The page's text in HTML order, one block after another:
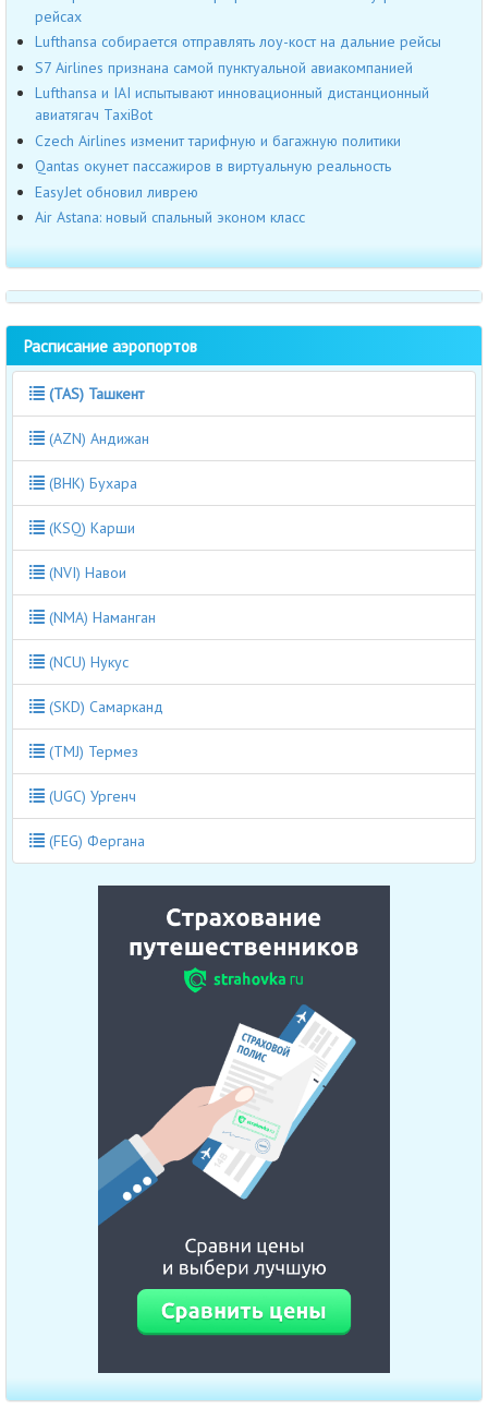
рейсах
Lufthansa собирается отправлять лоу-кост на дальние рейсы
S7 Airlines признана самой пунктуальной авиакомпанией
Lufthansa и IAI испытывают инновационный дистанционный
авиатягач TaxiBot
Czech Airlines изменит тарифную и багажную политики
Qantas окунет пассажиров в виртуальную реальность
EasyJet обновил ливрею
Air Astana: новый спальный эконом класс
Расписание аэропортов
(TAS) Ташкент
(AZN) Андижан
(BHK) Бухара
(KSQ) Карши
(NVI) Навои
(NMA) Наманган
(NCU) Нукус
(SKD) Самарканд
(TMJ) Термез
(UGC) Ургенч
(FEG) Фергана